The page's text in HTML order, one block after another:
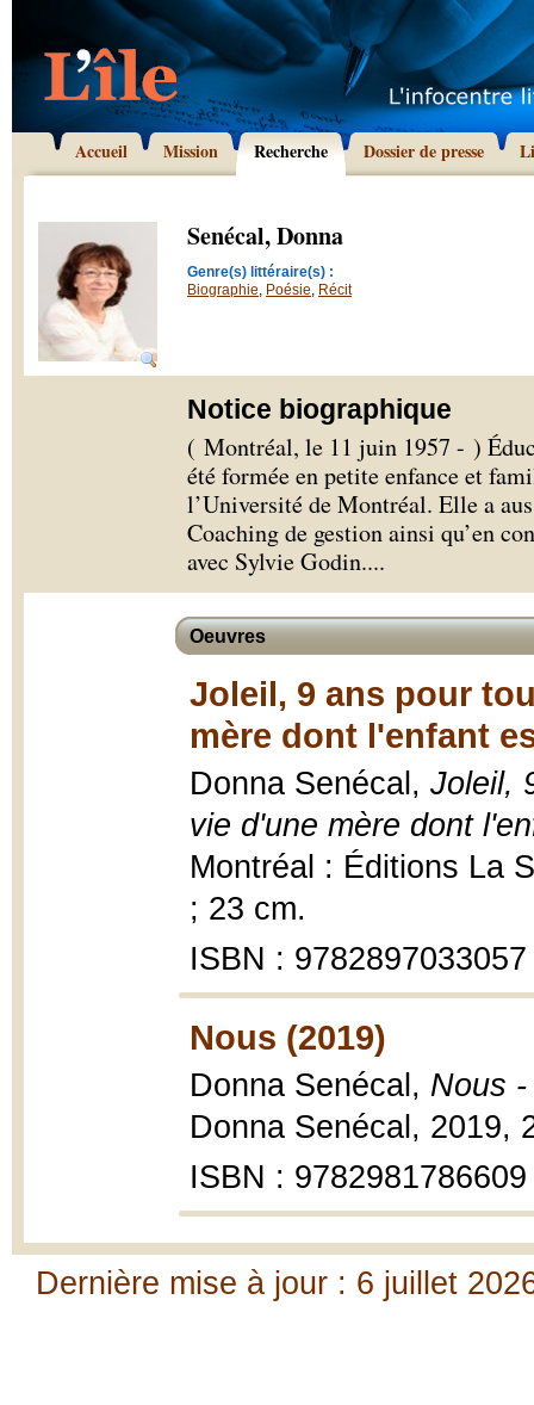
Accueil Mission Recherche Dossier de presse
Senécal, Donna
Genre(s) littéraire(s) :
Biographie, Poésie, Récit
Notice biographique
( Montréal, le 11 juin 1957 - )
été formée en petite enfance et
l’Université de Montréal. Elle a
Coaching de gestion ainsi qu’en
avec Sylvie Godin....
Oeuvres
Joleil, 9 ans pour
mère dont l'enfant
Donna Senécal, Joleil,
vie d'une mère dont
Montréal : Éditions La
; 23 cm.
ISBN : 9782897033057
Nous (2019)
Donna Senécal, Nous
Donna Senécal, 2019,
ISBN : 9782981786609
Dernière mise à jour : 6 juillet